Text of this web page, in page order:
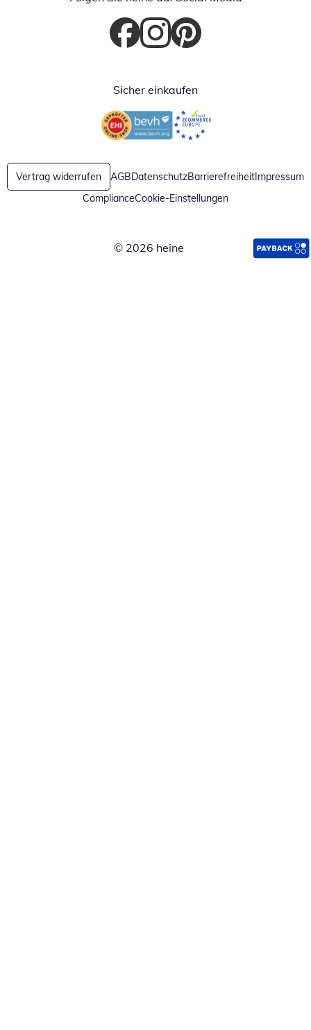
Öffnet in neuem Fenster
Öffnet in neuem Fenster
Öffnet in neuem Fenster
Sicher einkaufen
Öffnet in neuem FensterÖffnet in neuem Fenster
Vertrag widerrufen AGBDatenschutzBarrierefreiheitImpressum
ComplianceCookie-Einstellungen
© 2026 heine